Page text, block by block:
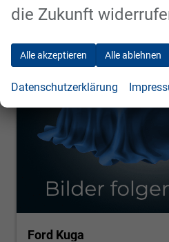
ab 349,– € mtl.
Ford Kuga
die Zukunft
Alle akzeptieren Alle ablehnen
Datenschutzerklärung